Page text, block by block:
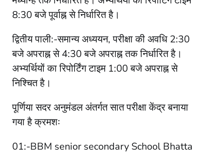
8:30 बजे पूर्वाह्न से निर्धारित है।
द्वितीय पाली:-समान्य अध्ययन, परीक्षा की अवधि 2:30
बजे अपराह्न से 4:30 बजे अपराह्न तक निर्धारित है।
अभ्यर्थियों का रिपोर्टिंग टाइम 1:00 बजे अपराह्न से
निश्चित है।
पूर्णिया सदर अनुमंडल अंतर्गत सात परीक्षा केंद्र बनाया
गया है क्रमशः
01:-BBM senior secondary School Bhatta